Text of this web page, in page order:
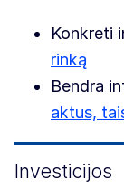
Konkreti
rinką
Bendra
aktus,
Investicijos